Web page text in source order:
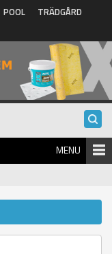
POOL
TRÄDGÅRD
MENU